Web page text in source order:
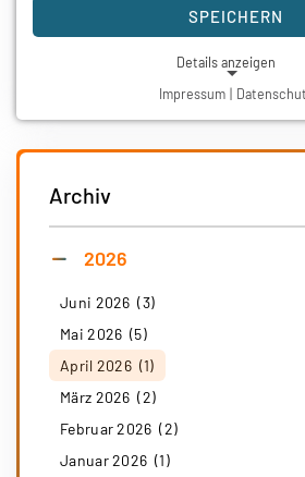
Am Projekttag der
Archiv
2026
Juni 2026 (3)
Mai 2026 (5)
April 2026 (1)
März 2026 (2)
Februar 2026 (2)
Januar 2026 (1)
SPEICHERN
Details anzeigen
NOTWENDIGE COOKIES
Notwendige Cookies ermöglichen
Funktionen und sind für die
Zweck:
Dieser Cookie speichert die ausgewählten Einverständnis-
Cookie Laufzeit:
1 Jahr
Impressum |